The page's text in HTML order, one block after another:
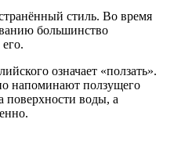
стиль. Во время
большинство
означает «ползать».
напоминают ползущего
поверхности воды, а